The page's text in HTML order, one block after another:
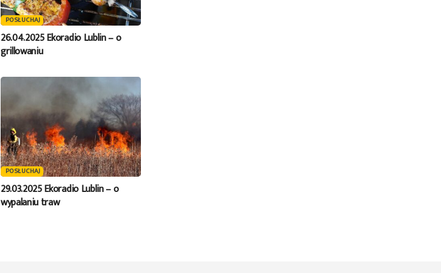
POSŁUCHAJ
26.04.2025 Ekoradio Lublin – o
grillowaniu
POSŁUCHAJ
29.03.2025 Ekoradio Lublin – o
wypalaniu traw